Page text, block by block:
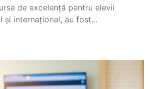
de excelență pentru elevii
și internațional, au fost…